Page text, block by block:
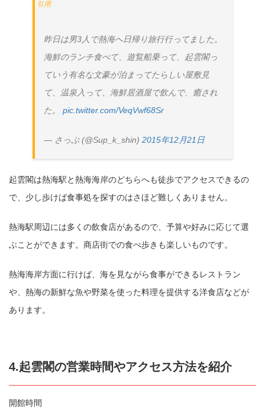
昨日は男3人で熱海へ日帰り旅行行ってました。
海鮮のランチ食べて、遊覧船乗って、起雲閣っ
ていう有名な文豪が泊まってたらしい屋敷見
て、温泉入って、海鮮居酒屋で飲んで、癒され
た。 pic.twitter.com/VeqVwf68Sr
— さっぷ (@Sup_k_shin) 2015年12月21日
起雲閣は熱海駅と熱海海岸のどちらへも徒歩でアクセスできるの
で、少し歩けば食事処を探すのはさほど難しくありません。
熱海駅周辺には多くの飲食店があるので、予算や好みに応じて選
ぶことができます。商店街での食べ歩きも楽しいものです。
熱海海岸方面に行けば、海を見ながら食事ができるレストラン
や、熱海の新鮮な魚や野菜を使った料理を提供する洋食店などが
あります。
4.起雲閣の営業時間やアクセス方法を紹介
開館時間